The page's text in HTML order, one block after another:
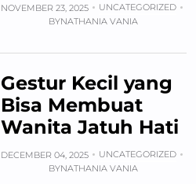
NOVEMBER 23, 2025
UNCATEGORIZED
BYNATHANIA VANIA
Gestur Kecil yang
Bisa Membuat
Wanita Jatuh Hati
DECEMBER 04, 2025
UNCATEGORIZED
BYNATHANIA VANIA